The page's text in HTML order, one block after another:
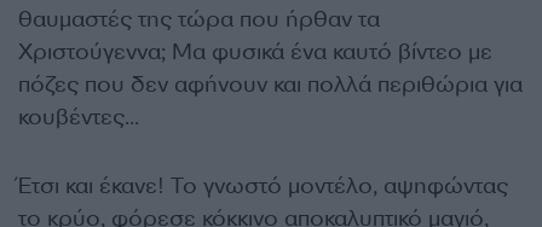
θαυμαστές της τώρα που ήρθαν τα
Χριστούγεννα; Μα φυσικά ένα καυτό βίντεο με
πόζες που δεν αφήνουν και πολλά περιθώρια για
κουβέντες…
Έτσι και έκανε! Το γνωστό μοντέλο, αψηφώντας
το κρύο, φόρεσε κόκκινο αποκαλυπτικό μαγιό,